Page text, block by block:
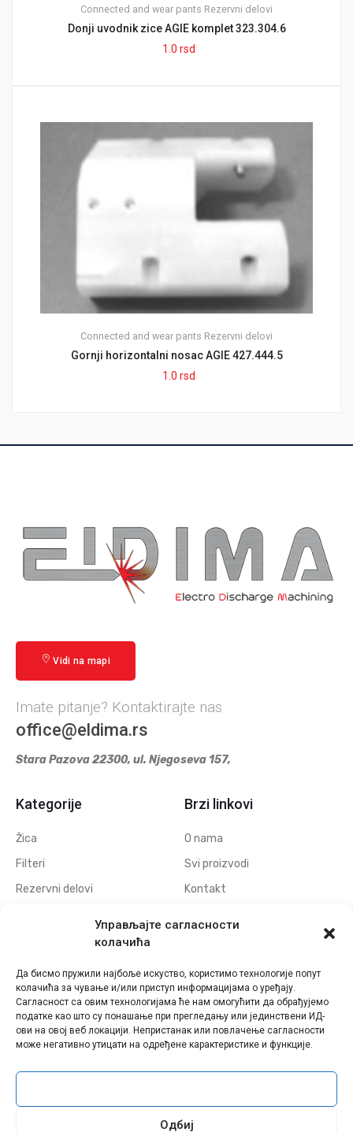
Управљајте сагласности
колачића
Да бисмо пружили најбоље искуство, користимо технологије попут
колачића за чување и/или приступ информацијама о уређају.
Сагласност са овим технологијама ће нам омогућити да обрађујемо
податке као што су понашање при прегледању или јединствени ИД-
ови на овој веб локацији. Непристанак или повлачење сагласности
може негативно утицати на одређене карактеристике и функције.
Одбиј
Connected and wear pants Rezervni delovi
Donji uvodnik zice AGIE komplet 323.304.6
1.0 rsd
Connected and wear pants Rezervni delovi
Gornji horizontalni nosac AGIE 427.444.5
1.0 rsd
Vidi na mapi
Imate pitanje? Kontaktirajte nas
office@eldima.rs
Stara Pazova 22300, ul. Njegoseva 157,
Kategorije
Žica
Filteri
Rezervni delovi
Elektrode za erodiranje
Polufabrikati grafitnih
elektroda
Polufabrikati bakarnih
elektroda
Brzi linkovi
O nama
Svi proizvodi
Kontakt
Sva prava zadržana © Eldima - 2021 | Web Design by